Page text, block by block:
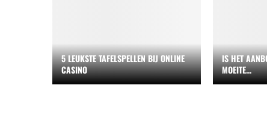
5 LEUKSTE TAFELSPELLEN BIJ ONLINE
CASINO
IS HET
MOEITE...